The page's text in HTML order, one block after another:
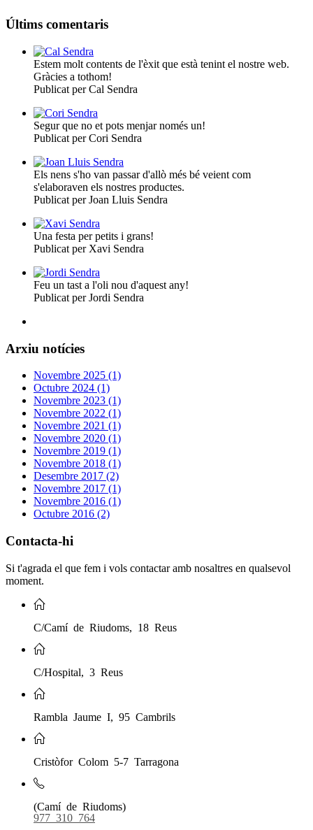
Últims comentaris
Estem molt contents de l'èxit que està tenint el nostre web.
Gràcies a tothom!
Publicat per Cal Sendra
Segur que no et pots menjar només un!
Publicat per Cori Sendra
Els nens s'ho van passar d'allò més bé veient com
s'elaboraven els nostres productes.
Publicat per Joan Lluis Sendra
Una festa per petits i grans!
Publicat per Xavi Sendra
Feu un tast a l'oli nou d'aquest any!
Publicat per Jordi Sendra
Arxiu notícies
Novembre 2025 (1)
Octubre 2024 (1)
Novembre 2023 (1)
Novembre 2022 (1)
Novembre 2021 (1)
Novembre 2020 (1)
Novembre 2019 (1)
Novembre 2018 (1)
Desembre 2017 (2)
Novembre 2017 (1)
Novembre 2016 (1)
Octubre 2016 (2)
Contacta-hi
Si t'agrada el que fem i vols contactar amb nosaltres en qualsevol
moment.
C/Camí de Riudoms, 18 Reus
C/Hospital, 3 Reus
Rambla Jaume I, 95 Cambrils
Cristòfor Colom 5-7 Tarragona
(Camí de Riudoms)
977 310 764